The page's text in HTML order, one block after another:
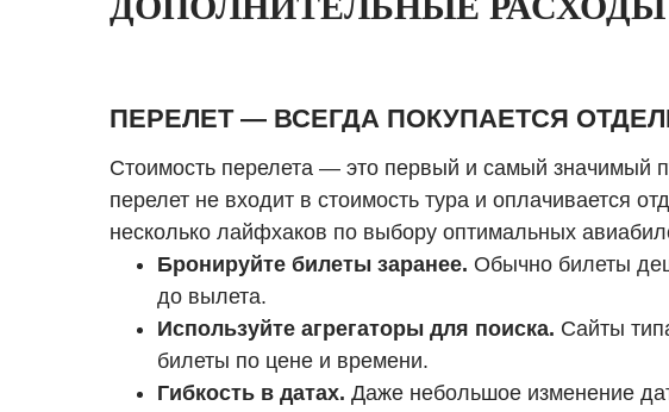
ПЕРЕЛЕТ — ВСЕГДА ПОКУПАЕТСЯ
Стоимость перелета — это первый и самый значимый
перелет не входит в стоимость тура и оплачивается
несколько лайфхаков по выбору оптимальных
Бронируйте билеты заранее. Обычно билеты
до вылета.
Используйте агрегаторы для поиска. Сайты
билеты по цене и времени.
Гибкость в датах. Даже небольшое изменение